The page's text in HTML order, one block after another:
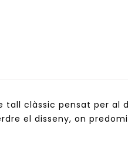
tall clàssic pensat per
el disseny, on